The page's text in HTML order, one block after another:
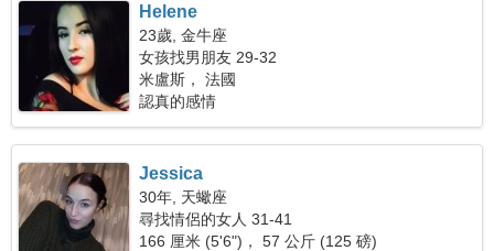
Helene
23歲, 金牛座
女孩找男朋友 29-32
米盧斯， 法國
認真的感情
Jessica
30年, 天蠍座
尋找情侶的女人 31-41
166 厘米 (5'6")， 57 公斤 (125 磅)